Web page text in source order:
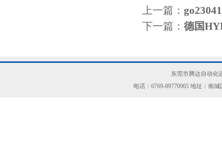
上一篇：
下一篇： 德国
东莞市腾达自动化
电话：0769-89770965 地址：南